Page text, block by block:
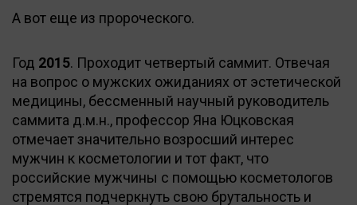
А вот еще из пророческого.
Год 2015. Проходит четвертый саммит. Отвечая
на вопрос о мужских ожиданиях от эстетической
медицины, бессменный научный руководитель
саммита д.м.н., профессор Яна Юцковская
отмечает значительно возросший интерес
мужчин к косметологии и тот факт, что
российские мужчины с помощью косметологов
стремятся подчеркнуть свою брутальность и